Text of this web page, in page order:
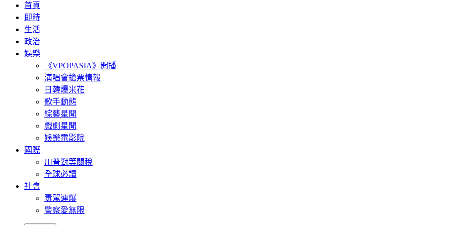
首頁
即時
生活
政治
娛樂
《VPOPASIA》開播
演唱會搶票情報
日韓爆米花
歌手動態
綜藝星聞
戲劇星聞
娛樂電影院
國際
川普對等關稅
全球必讀
社會
毒駕連爆
警察愛無限